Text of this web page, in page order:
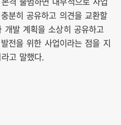
분히 공유하고 의견을 교환할
개발 계획을 소상히 공유하고
전을 위한 사업이라는 점을 지
고 말했다.